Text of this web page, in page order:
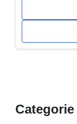
Categorie